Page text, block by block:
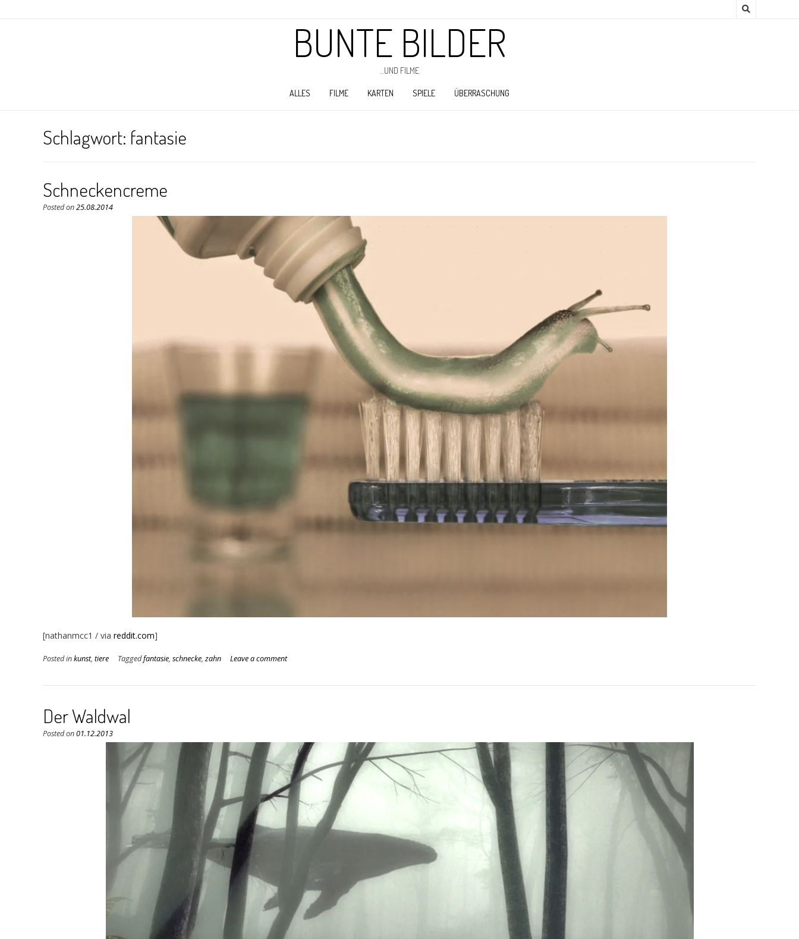
BUNTE BILDER
…UND FILME
ALLES FILME KARTEN SPIELE ÜBERRASCHUNG
Schlagwort: fantasie
Schneckencreme
Posted on25.08.2014
[nathanmcc1 / via reddit.com]
Posted inkunst, tiere Taggedfantasie, schnecke, zahn Leave a comment
Der Waldwal
Posted on01.12.2013